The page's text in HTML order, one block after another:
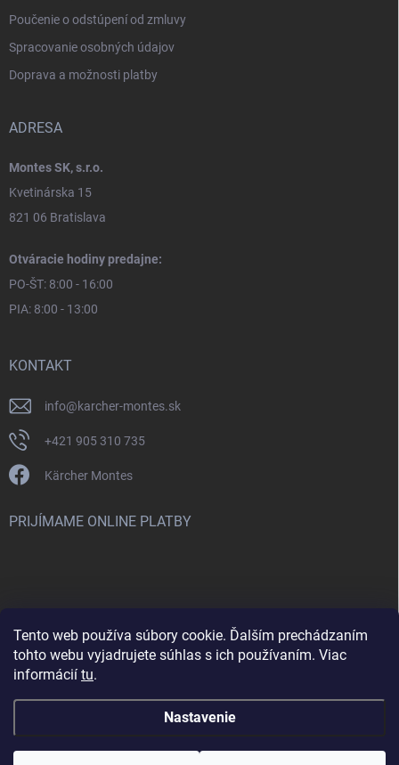
Tento web používa súbory cookie. Ďalším prechádzaním
tohto webu vyjadrujete súhlas s ich používaním. Viac
informácií tu.
Nastavenie
Poučenie o odstúpení od zmluvy
Spracovanie osobných údajov
Doprava a možnosti platby
ADRESA
Montes SK, s.r.o.
Kvetinárska 15
821 06 Bratislava
Otváracie hodiny predajne:
PO-ŠT: 8:00 - 16:00
PIA: 8:00 - 13:00
KONTAKT
info@karcher-montes.sk
+421 905 310 735
Kärcher Montes
PRIJÍMAME ONLINE PLATBY
Nenašli ste čo ste hľadali? Máte záujem o inú značku? Skúste
navštíviť aj našu stránku Montclean.sk